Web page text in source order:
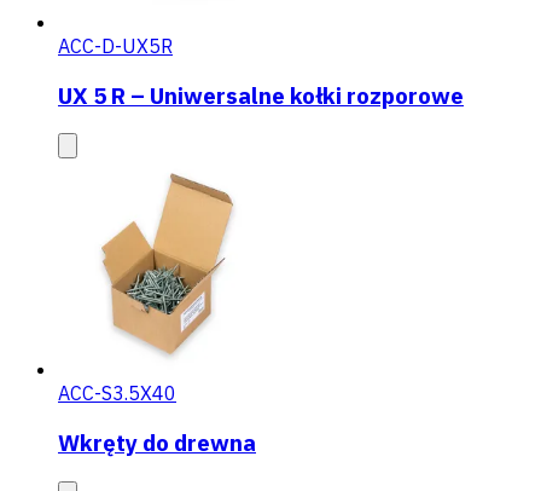
ACC-D-UX5R
UX 5 R – Uniwersalne kołki rozporowe
ACC-S3.5X40
Wkręty do drewna